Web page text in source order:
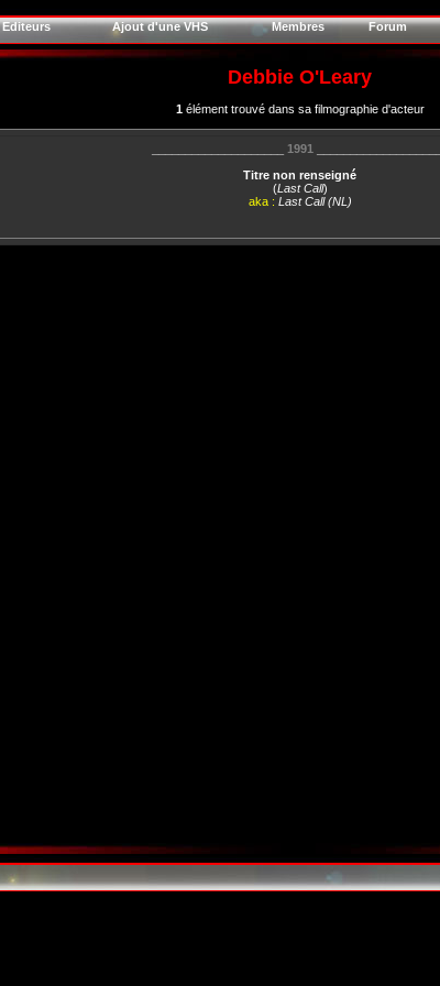
Editeurs Ajout d'une VHS Membres Forum
Debbie O'Leary
1élément trouvé dans sa filmographie d'acteur
1991
Titre non renseigné
(Last Call)
aka : Last Call (NL)